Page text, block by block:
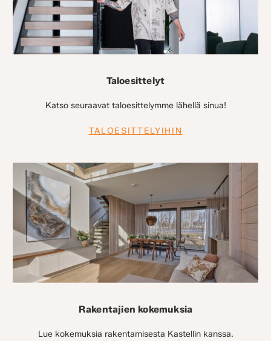
Taloesittelyt
Katso seuraavat taloesittelymme lähellä sinua!
TALOESITTELYIHIN
Rakentajien kokemuksia
Lue kokemuksia rakentamisesta Kastellin kanssa.